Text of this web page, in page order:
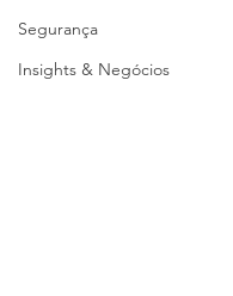
Segurança
Insights & Negócios